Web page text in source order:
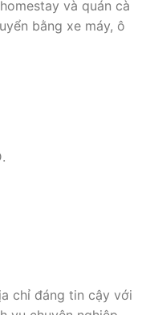
và quán cà
bằng xe máy, ô
chỉ đáng tin cậy với